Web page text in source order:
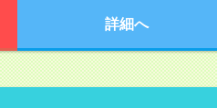
詳細へ